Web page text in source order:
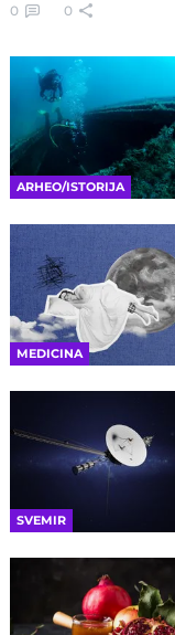
0 0
ARHEO/ISTORIJA
MEDICINA
SVEMIR